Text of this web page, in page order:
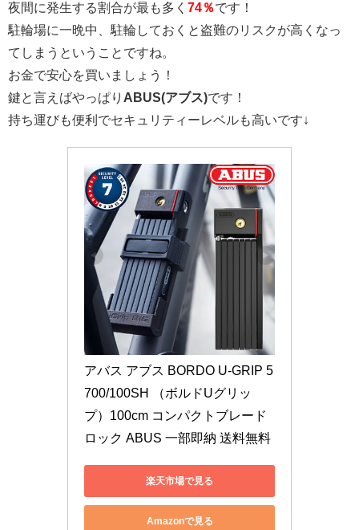
夜間に発生する割合が最も多く 74％です！
駐輪場に一晩中、駐輪しておくと盗難のリスクが高くなっ
てしまうということですね。
お金で安心を買いましょう！
鍵と言えばやっぱり ABUS(アブス)です！
持ち運びも便利でセキュリティーレベルも高いです↓
アバス アブス BORDO U-GRIP 5
700/100SH （ボルドUグリッ
プ）100cm コンパクトブレード
ロック ABUS 一部即納 送料無料
楽天市場で見る
Amazonで見る